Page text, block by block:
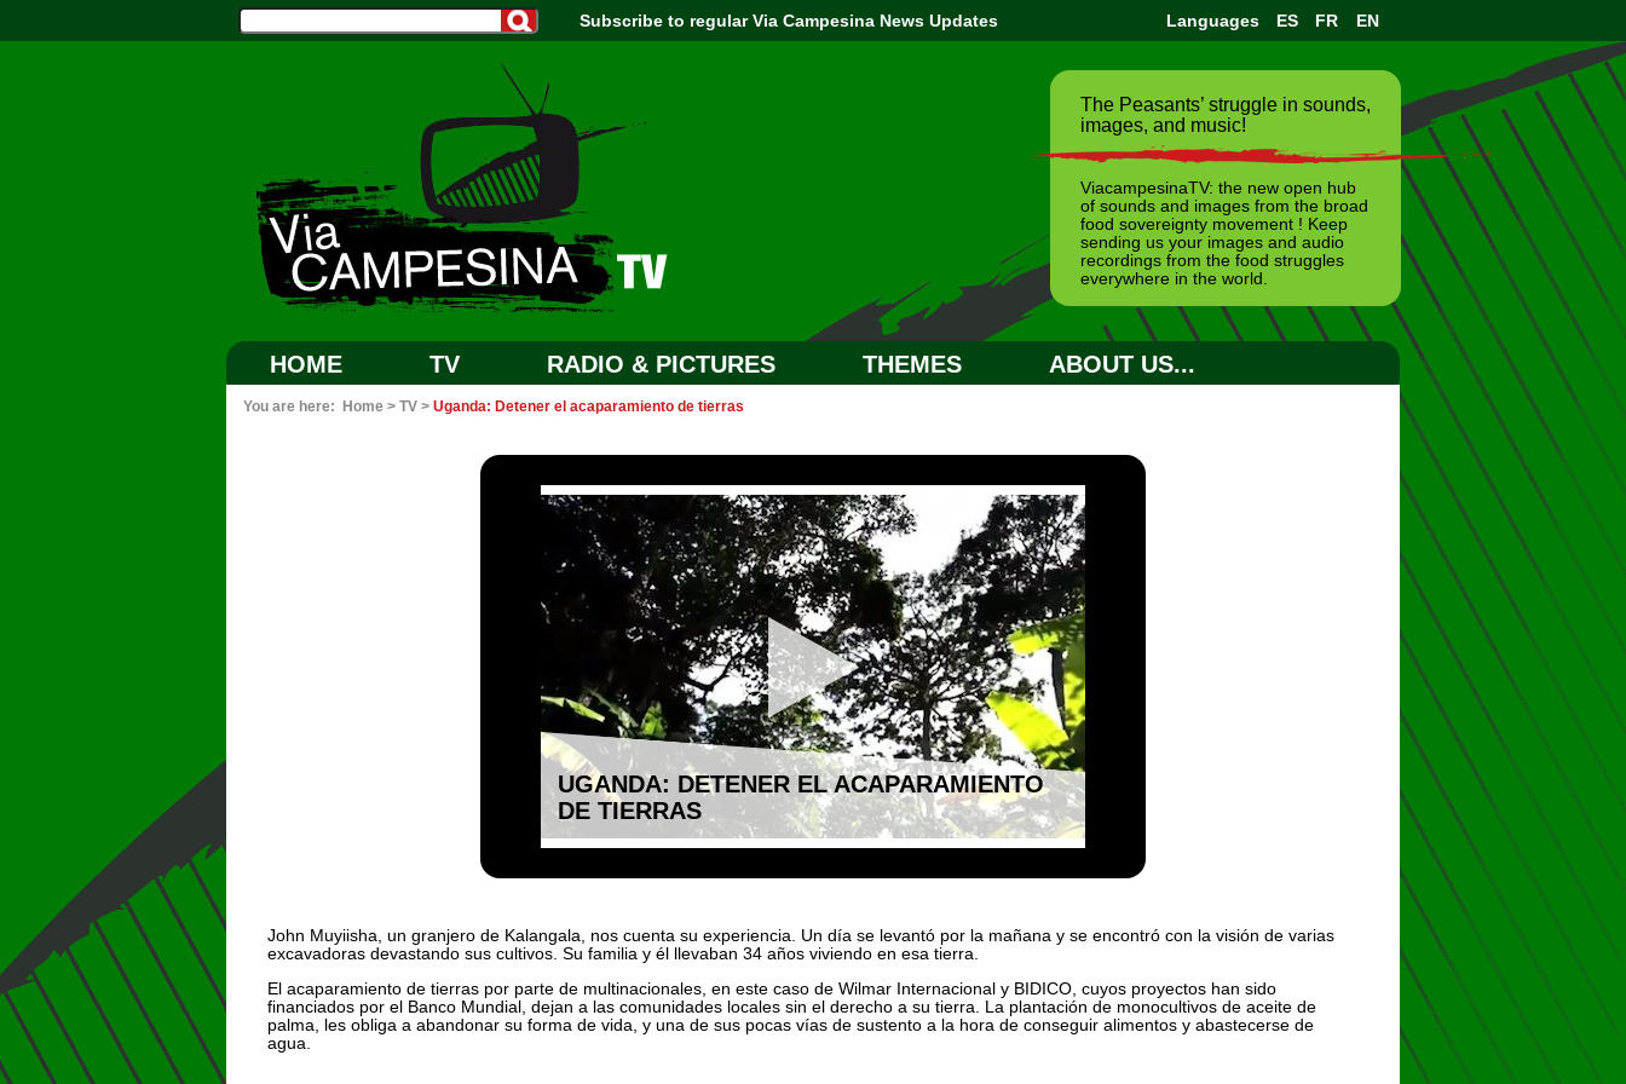
Subscribe to regular Via Campesina News Updates Languages ES FR EN
The Peasants’ struggle in sounds,
images, and music!
ViacampesinaTV: the new open hub
of sounds and images from the broad
food sovereignty movement ! Keep
sending us your images and audio
recordings from the food struggles
everywhere in the world.
HOME TV RADIO & PICTURES THEMES ABOUT US...
You are here: Home > TV > Uganda: Detener el acaparamiento de tierras
UGANDA: DETENER EL ACAPARAMIENTO
DE TIERRAS
John Muyiisha, un granjero de Kalangala, nos cuenta su experiencia. Un día se levantó por la mañana y se encontró con la visión de varias
excavadoras devastando sus cultivos. Su familia y él llevaban 34 años viviendo en esa tierra.
El acaparamiento de tierras por parte de multinacionales, en este caso de Wilmar Internacional y BIDICO, cuyos proyectos han sido
financiados por el Banco Mundial, dejan a las comunidades locales sin el derecho a su tierra. La plantación de monocultivos de aceite de
palma, les obliga a abandonar su forma de vida, y una de sus pocas vías de sustento a la hora de conseguir alimentos y abastecerse de
agua.